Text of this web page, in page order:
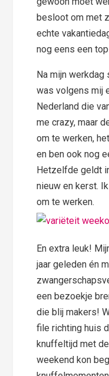
besloot om met
echte
nog eens een
Na mijn
was volgens mij
Nederland die
me crazy, maar
om te werken,
en ben ook nog
Hetzelfde geldt
nieuw en kerst.
om te werken.
En extra leuk!
jaar geleden én
een bezoekje
die blij makers!
file richting huis
knuffeltijd met
weekend kon